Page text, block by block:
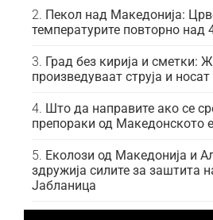
Пекол над Македонија:
температурите повторно над
Град без кирија и сметки:
произведуваат струја и
Што да направите ако се
препораки од Македонското
Еколози од Македонија и
здружија силите за заштита
Јабланица